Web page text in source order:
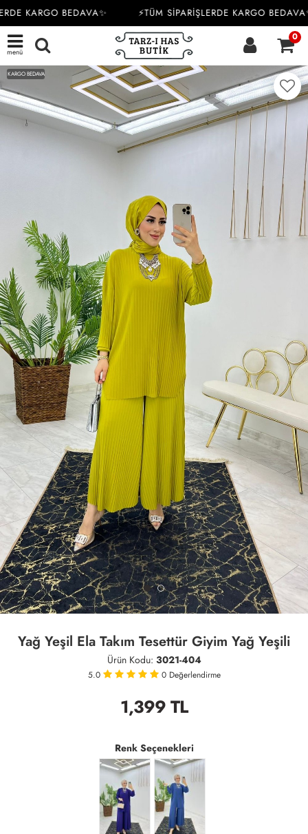
KARGO BEDAVA✨ ⚡TÜM SİPARİŞLERDE KARGO BEDAVA✨
menü
0
KARGO BEDAVA
Yağ Yeşil Ela Takım Tesettür Giyim Yağ Yeşili
Ürün Kodu: 3021-404
5.0 0 Değerlendirme
1,399TL
Renk Seçenekleri